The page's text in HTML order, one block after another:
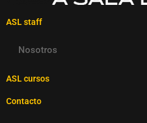
ASL staff
Nosotros
ASL cursos
Contacto